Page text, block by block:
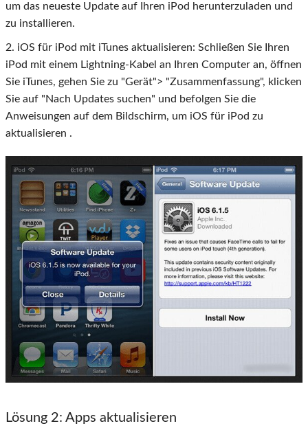
um das neueste Update auf Ihren iPod herunterzuladen und
zu installieren.
2. iOS für iPod mit iTunes aktualisieren: Schließen Sie Ihren
iPod mit einem Lightning-Kabel an Ihren Computer an, öffnen
Sie iTunes, gehen Sie zu "Gerät"> "Zusammenfassung", klicken
Sie auf "Nach Updates suchen" und befolgen Sie die
Anweisungen auf dem Bildschirm, um iOS für iPod zu
aktualisieren .
Lösung 2: Apps aktualisieren